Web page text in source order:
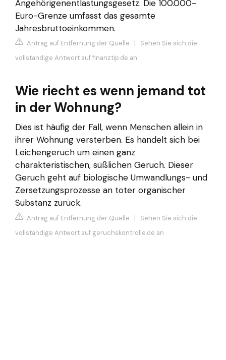
Angehörigenentlastungsgesetz. Die 100.000-
Euro-Grenze umfasst das gesamte
Jahresbruttoeinkommen.
Antrag auf Entfernung der Quelle | Sehen Sie sich die
vollständige Antwort auf finanztip.de an
Wie riecht es wenn jemand tot
in der Wohnung?
Dies ist häufig der Fall, wenn Menschen allein in
ihrer Wohnung versterben. Es handelt sich bei
Leichengeruch um einen ganz
charakteristischen, süßlichen Geruch. Dieser
Geruch geht auf biologische Umwandlungs- und
Zersetzungsprozesse an toter organischer
Substanz zurück.
Antrag auf Entfernung der Quelle | Sehen Sie sich die
vollständige Antwort auf geruchskontrolle.de an